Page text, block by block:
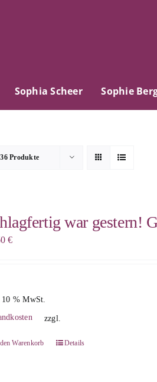
Sophia Scheer Sophie
36 Produkte
war gestern!
€
% MwSt.
zzgl.
Warenkorb Details